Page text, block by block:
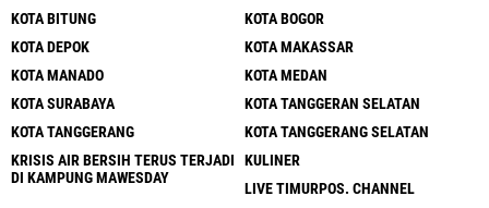
KOTA BITUNG
KOTA BOGOR
KOTA DEPOK
KOTA MAKASSAR
KOTA MANADO
KOTA MEDAN
KOTA SURABAYA
KOTA TANGGERAN SELATAN
KOTA TANGGERANG
KOTA TANGGERANG SELATAN
KRISIS AIR BERSIH TERUS TERJADI
DI KAMPUNG MAWESDAY
KULINER
LIVE TIMURPOS. CHANNEL